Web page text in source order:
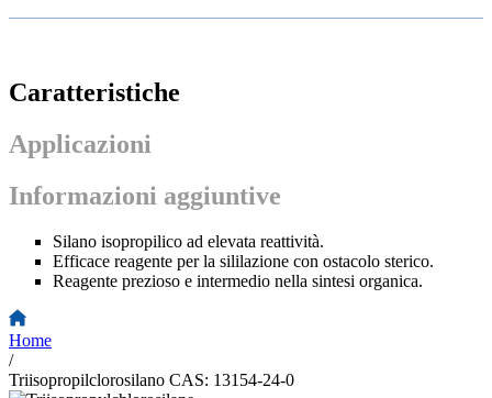
Caratteristiche
Applicazioni
Informazioni aggiuntive
Silano isopropilico ad elevata reattività.
Efficace reagente per la sililazione con ostacolo sterico.
Reagente prezioso e intermedio nella sintesi organica.
Home
/
Triisopropilclorosilano CAS: 13154-24-0